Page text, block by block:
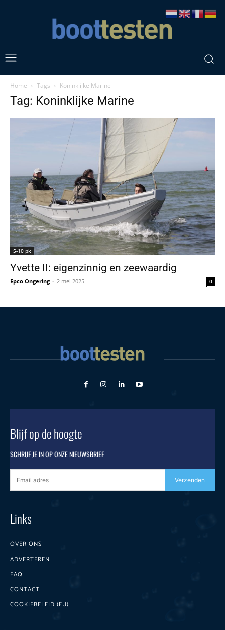
Home Tags Koninklijke Marine
Tag: Koninklijke Marine
5-10 pk
Yvette II: eigenzinnig en zeewaardig
Epco Ongering - 2 mei 2025 0
Blijf op de hoogte
SCHRIJF JE IN OP ONZE NIEUWSBRIEF
Verzenden
Links
OVER ONS
ADVERTEREN
FAQ
CONTACT
COOKIEBELEID (EU)